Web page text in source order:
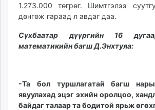
1.273.000 төгрөг. Шимтгэлээ
дөнгөж гараад л авдаг даа.
Сүхбаатар дүүргийн 16
математикийн багш Д.Энхтуяа:
-Та бол туршлагатай багш
явуулахад эцэг эхийн оролцоо,
байдаг талаар та бодитой ярьж